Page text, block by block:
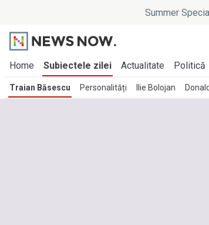
Summer
Home Subiectele zilei Actualitate Politică
Traian Băsescu Personalități Ilie Bolojan